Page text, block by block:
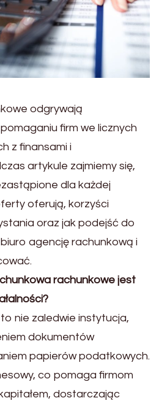
odgrywają
firm we licznych
z finansami i
artykule zajmiemy się,
dla każdej
oferują, korzyści
oraz jak podejść do
agencję rachunkową i
rachunkowe jest
nie zaledwie instytucja,
dokumentów
papierów podatkowych.
co pomaga firmom
dostarczając